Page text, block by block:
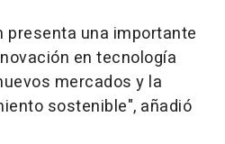
una importante
en tecnología
mercados y la
sostenible", añadió